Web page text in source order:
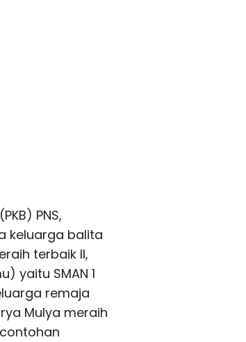
PNS,
keluarga balita
terbaik II,
yaitu SMAN 1
remaja
Mulya meraih